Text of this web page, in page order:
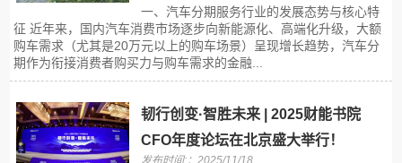
一、汽车分期服务行业的发展态势与核心特
征 近年来，国内汽车消费市场逐步向新能源化、高端化升级，大额
购车需求（尤其是20万元以上的购车场景）呈现增长趋势，汽车分
期作为衔接消费者购买力与购车需求的金融...
韧行创变·智胜未来 | 2025财能书院
CFO年度论坛在北京盛大举行！
发布时间:：2025/11/18